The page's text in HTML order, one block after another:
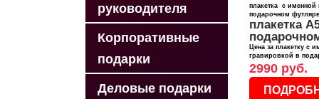
руководителя
Корпоративные
подарки
Деловые подарки
плакетка с
подарочном
плакетка
Цена за плакетку с
гравировкой в
2990 руб.